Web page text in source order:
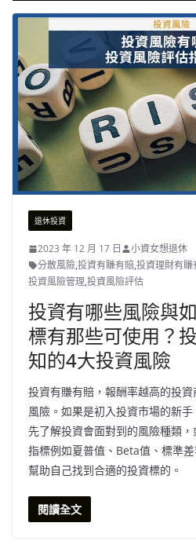
退休投資
2023 年 12 月 17 日
小資女想退休
分散風險,投資有賺有賠,投資理財有賺
投資風險管理,投資風險評估
投資有哪些風險與
標有那些可使用？
知的4大投資風險
投資有賺有賠，報酬率越高的投
風險。如果是初入投資市場的新
先了解投資會面對到的風險種類
指標例如夏普值、Beta值、標準
幫助自己找到合適的投資標的。
閱讀全文